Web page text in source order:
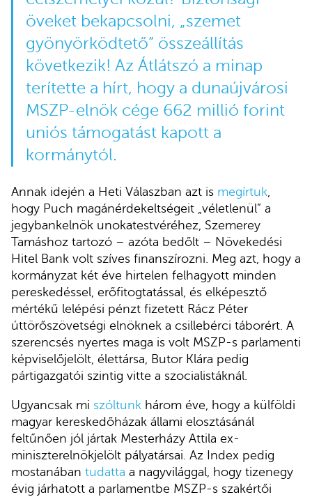
öveket bekapcsolni, „szemet
gyönyörködtető” összeállítás
következik! Az Átlátszó a minap
terítette a hírt, hogy a dunaújvárosi
MSZP-elnök cége 662 millió forint
uniós támogatást kapott a
kormánytól.
Annak idején a Heti Válaszban azt is megírtuk,
hogy Puch magánérdekeltségeit „véletlenül” a
jegybankelnök unokatestvéréhez, Szemerey
Tamáshoz tartozó – azóta bedőlt – Növekedési
Hitel Bank volt szíves finanszírozni. Meg azt, hogy a
kormányzat két éve hirtelen felhagyott minden
pereskedéssel, erőfitogtatással, és elképesztő
mértékű lelépési pénzt fizetett Rácz Péter
úttörőszövetségi elnöknek a csillebérci táborért. A
szerencsés nyertes maga is volt MSZP-s parlamenti
képviselőjelölt, élettársa, Butor Klára pedig
pártigazgatói szintig vitte a szocialistáknál.
Ugyancsak mi szóltunk három éve, hogy a külföldi
magyar kereskedőházak állami elosztásánál
feltűnően jól jártak Mesterházy Attila ex-
miniszterelnökjelölt pályatársai. Az Index pedig
mostanában tudatta a nagyvilággal, hogy tizenegy
évig járhatott a parlamentbe MSZP-s szakértői